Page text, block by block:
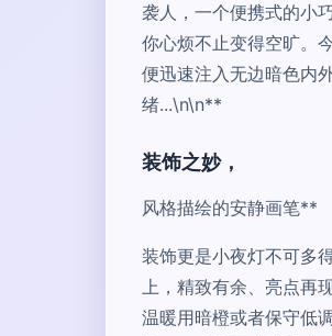
袭人，一个便携式的小
你心烦不止变得空旷。
便迅速注入无边暗色内
绪...\n\n**
装饰之妙，
风格描绘的安静画笔**
装饰更是小夜灯不可多
上，精致有余、亮点再
温暖用暗橙或者保守低